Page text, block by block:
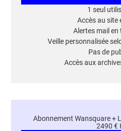
1 seul
Accès au site
Alertes mail en
Veille personnalisée
Pas de
Accès aux
Abonnement Wansquare +
2490 €